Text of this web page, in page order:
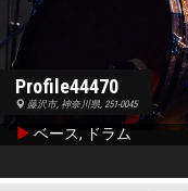
Profile44470
藤沢市, 神奈川県, 251-0045
ベース, ドラム